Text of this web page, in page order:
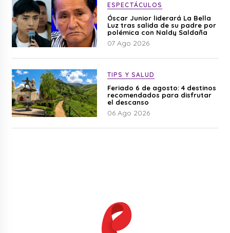
ESPECTÁCULOS
Óscar Junior liderará La Bella
Luz tras salida de su padre por
polémica con Naldy Saldaña
07 Ago 2026
TIPS Y SALUD
Feriado 6 de agosto: 4 destinos
recomendados para disfrutar
el descanso
06 Ago 2026